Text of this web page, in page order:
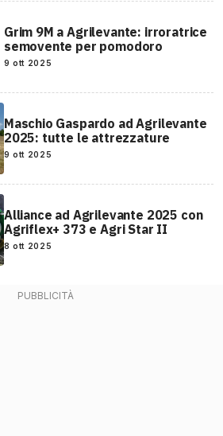
Grim 9M a Agrilevante: irroratrice
semovente per pomodoro
9 ott 2025
Maschio Gaspardo ad Agrilevante
2025: tutte le attrezzature
9 ott 2025
Alliance ad Agrilevante 2025 con
Agriflex+ 373 e Agri Star II
8 ott 2025